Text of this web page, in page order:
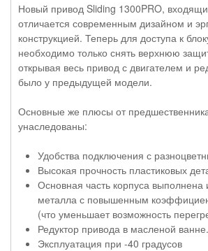
Новый привод Sliding 1300PRO,
отличается современным дизайном и
конструкцией. Теперь для доступа к
необходимо только снять верхнюю
открывая весь привод с двигателем и
было у предыдущей модели.
Основные же плюсы от
унаследованы:
Удобства подключения с
Высокая прочность пластиковых
Основная часть корпуса выполнена
металла с повышенным
(что уменьшает возможность
Редуктор привода в масленой ванне.
Эксплуатация при -40 градусов